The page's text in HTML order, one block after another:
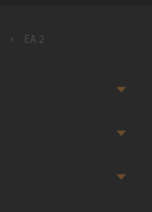
EA 2